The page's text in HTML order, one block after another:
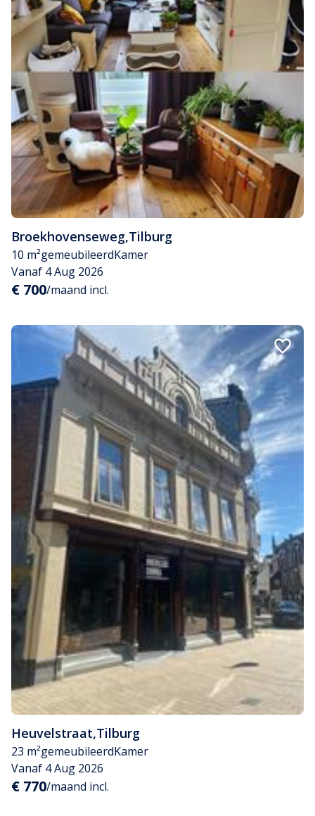
Broekhovenseweg,Tilburg
10 m²gemeubileerdKamer
Vanaf 4 Aug 2026
€ 700/maand incl.
Heuvelstraat,Tilburg
23 m²gemeubileerdKamer
Vanaf 4 Aug 2026
€ 770/maand incl.